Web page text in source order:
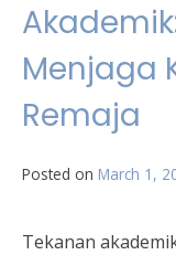
Menjaga
Remaja
Posted on March 1,
Tekanan